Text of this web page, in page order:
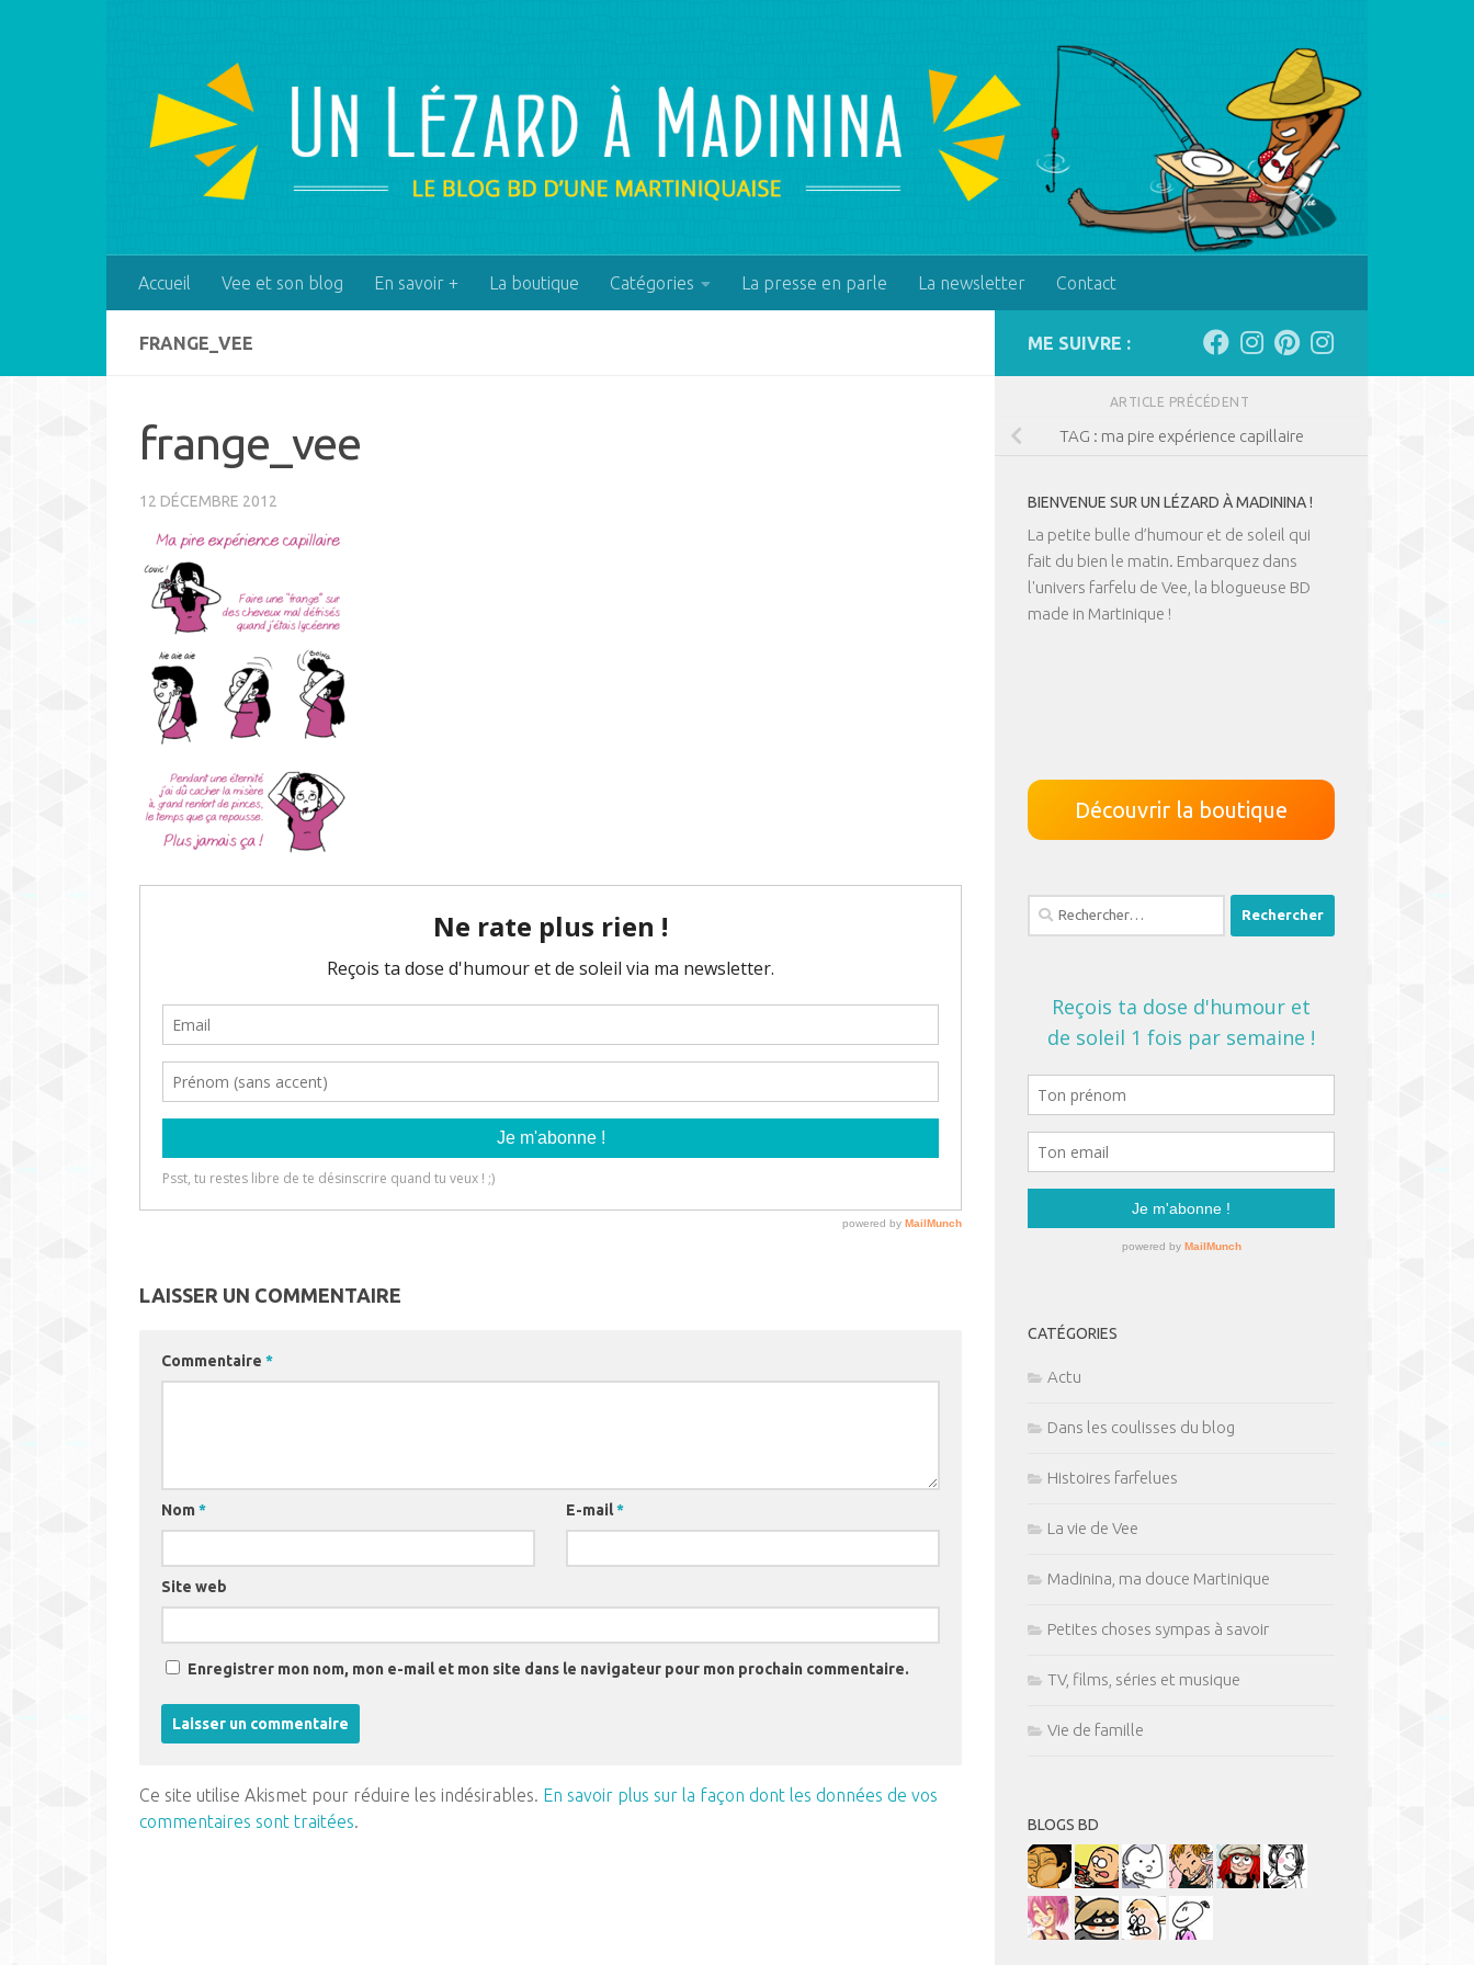
Accueil Vee et son blog En savoir + La boutique Catégories La presse en parle La newsletter Contact
FRANGE_VEE
frange_vee
12 DÉCEMBRE 2012
LAISSER UN COMMENTAIRE
Commentaire *
Nom * E-mail*
Site web
Enregistrer mon nom, mon e-mail et mon site dans le navigateur pour mon prochain commentaire.
Ce site utilise Akismet pour réduire les indésirables. En savoir plus sur la façon dont les données de vos
commentaires sont traitées.
ME SUIVRE :
ARTICLE PRÉCÉDENT
TAG : ma pire expérience capillaire
BIENVENUE SUR UN LÉZARD À MADININA !
La petite bulle d’humour et de soleil qui
fait du bien le matin. Embarquez dans
l'univers farfelu de Vee, la blogueuse BD
made in Martinique !
Découvrir la boutique
Rechercher :
CATÉGORIES
Actu
Dans les coulisses du blog
Histoires farfelues
La vie de Vee
Madinina, ma douce Martinique
Petites choses sympas à savoir
TV, films, séries et musique
Vie de famille
BLOGS BD